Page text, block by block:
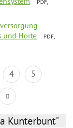
PDF,
-
und Horte
PDF,
4
5
Kunterbunt"